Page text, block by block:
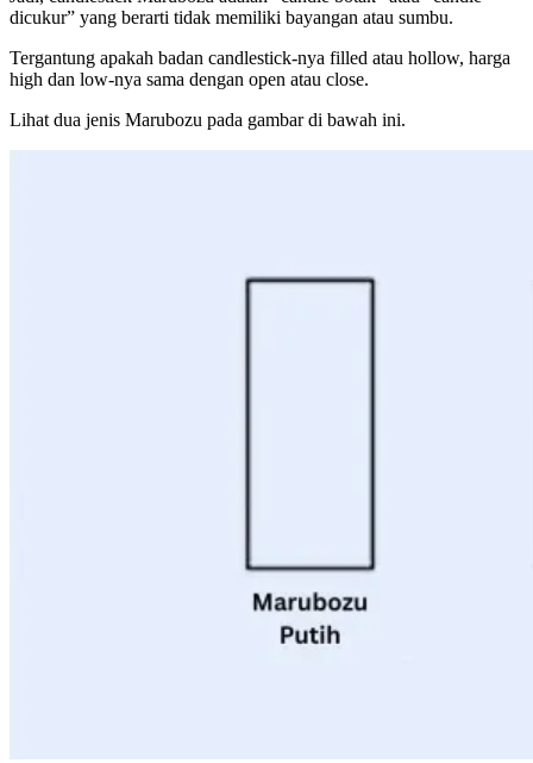
dicukur” yang berarti tidak memiliki bayangan atau sumbu.
Tergantung apakah badan candlestick-nya filled atau hollow, harga
high dan low-nya sama dengan open atau close.
Lihat dua jenis Marubozu pada gambar di bawah ini.